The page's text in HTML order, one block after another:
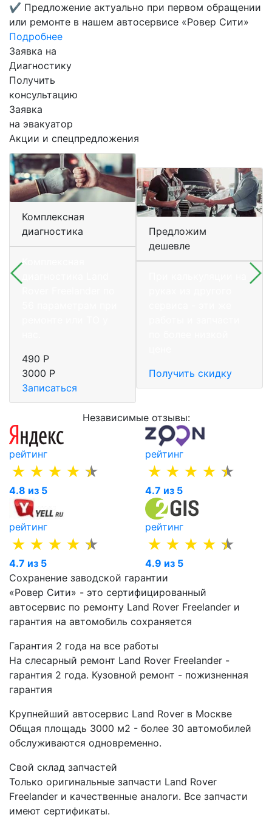
✔ Предложение актуально при первом обращении
или ремонте в нашем автосервисе «Ровер Сити»
Подробнее
Заявка на
Диагностику
Получить
консультацию
Заявка
на эвакуатор
Акции и спецпредложения
Комплексная
диагностика
Комплексная
490 Р
3000 Р
Записаться
Предложим
дешевле
Получить скидку
Независимые отзывы:
рейтинг
4.8 из 5
рейтинг
4.7 из 5
рейтинг
4.7 из 5
рейтинг
4.9 из 5
Сохранение заводской гарантии
«Ровер Сити» - это сертифицированный
автосервис по ремонту Land Rover Freelander и
гарантия на автомобиль сохраняется
Гарантия 2 года на все работы
На слесарный ремонт Land Rover Freelander -
гарантия 2 года. Кузовной ремонт - пожизненная
гарантия
Крупнейший автосервис Land Rover в Москве
Общая площадь 3000 м2 - более 30 автомобилей
обслуживаются одновременно.
Свой склад запчастей
Только оригинальные запчасти Land Rover
Freelander и качественные аналоги. Все запчасти
имеют сертификаты.